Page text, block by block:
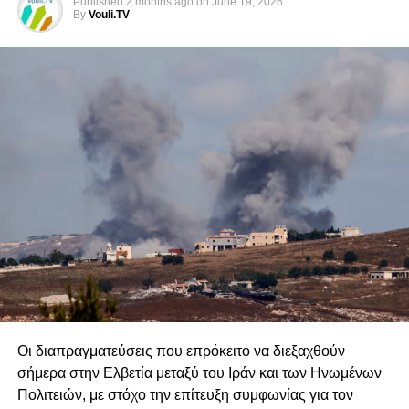
του διεθνούς δικαίου στην Κύπρο (απομάκρυνση των
Η Τουρκοβρετανικής προέλευσης ΔΔΟ (συγκαλυμμένη
μορφή συνομοσπονδίας δύο κρατών) την οποία
υποστηρίζει η κυβέρνησή μας, δεν διαφέρει πολύ από τη
λύση δύο κρατών(συνομοσπονδία δύο κρατών) την οποία
υποστηρίζει σήμερα η Τουρκία. Και οι δύο λύσεις είναι
Οι δηλώσεις του προέδρου της ΚΔ για το Κυπριακό, με τη
στήριξη και των ηγεσιών των πολιτικών κομμάτων,
που υποστηρίζουν την ΔΔΟ, μάς προκαλούν ανησυχία,
επειδή οι βάσεις που επικαλείται για επανέναρξη
επιδιώκουμε επανέναρξη των συνομιλιών για λύση
ΔΔΟ στη βάση των ψηφισμάτων τού ΣΑ/ΗΕ, τού
συμφωνημένου πλαισίου λύσης, τού κοινοτικού
By Vouli.TV
Οι διαπραγματεύσεις που επρόκειτο να διεξαχθούν
σήμερα στην Ελβετία μεταξύ του Ιράν και των Ηνωμένων
Πολιτειών, με στόχο την επίτευξη συμφωνίας για τον